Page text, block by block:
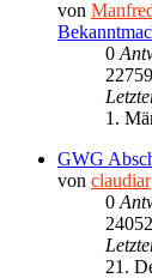
von
0
1.
GWG
von claudiar
0
21.